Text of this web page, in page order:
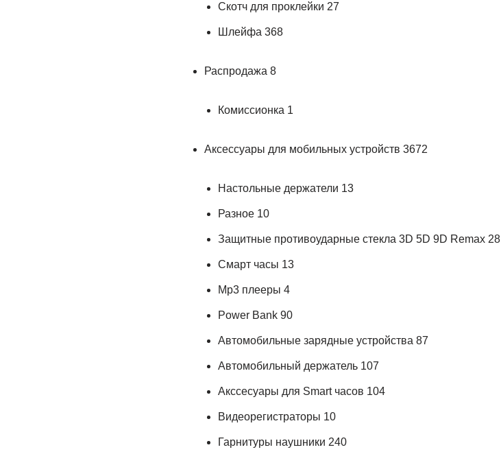
Скотч для проклейки 27
Шлейфа 368
Распродажа 8
Комиссионка 1
Аксессуары для мобильных устройств 3672
Настольные держатели 13
Разное 10
Защитные противоударные стекла 3D 5D 9D Remax 28
Смарт часы 13
Mp3 плееры 4
Power Bank 90
Автомобильные зарядные устройства 87
Автомобильный держатель 107
Акссесуары для Smart часов 104
Видеорегистраторы 10
Гарнитуры наушники 240